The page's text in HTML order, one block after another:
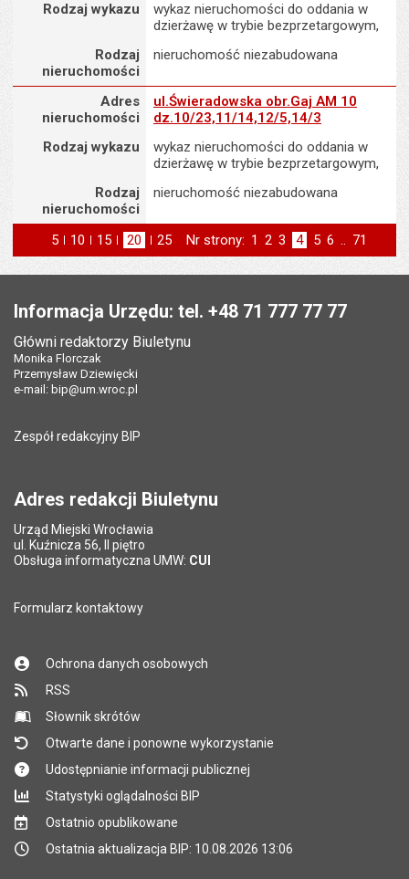
Rodzaj wykazu
wykaz nieruchomości do oddania w
dzierżawę w trybie bezprzetargowym,
Rodzaj
nieruchomości
nieruchomość niezabudowana
Adres nieruchomości
Adres
nieruchomości
ul.Świeradowska obr.Gaj AM 10
dz.10/23,11/14,12/5,14/3
Rodzaj wykazu
wykaz nieruchomości do oddania w
dzierżawę w trybie bezprzetargowym,
Rodzaj
nieruchomości
nieruchomość niezabudowana
5 elementów na stronie
10 elementów
na stronie
15 elementów
na stronie
20 elementów
na stronie
25 elementów
na stronie
Nr strony: Strona
1 Strona
2 Strona
3 Strona
4 Strona
5 Strona
6 .. Strona
71
Informacja Urzędu: tel. +48 71 777 77 77
Główni redaktorzy Biuletynu
Monika Florczak
Przemysław Dziewięcki
e-mail: bip@um.wroc.pl
Zespół redakcyjny BIP
Adres redakcji Biuletynu
Urząd Miejski Wrocławia
ul. Kuźnicza 56, II piętro
Obsługa informatyczna UMW: CUI
Formularz kontaktowy
Ochrona danych osobowych
RSS
Słownik skrótów
Otwarte dane i ponowne wykorzystanie
Udostępnianie informacji publicznej
Statystyki oglądalności BIP
Ostatnio opublikowane
Ostatnia aktualizacja BIP: 10.08.2026 13:06